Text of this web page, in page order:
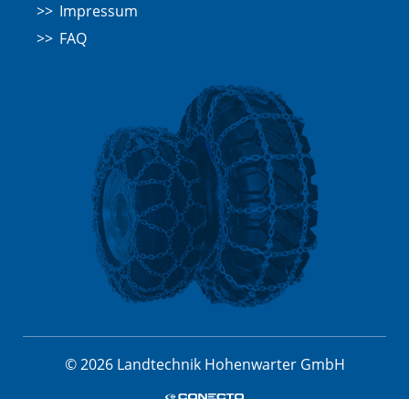
Impressum
FAQ
© 2026 Landtechnik Hohenwarter GmbH